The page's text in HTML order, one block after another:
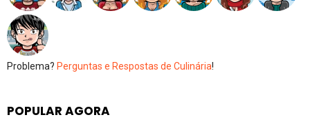
Problema? Perguntas e Respostas de Culinária!
POPULAR AGORA